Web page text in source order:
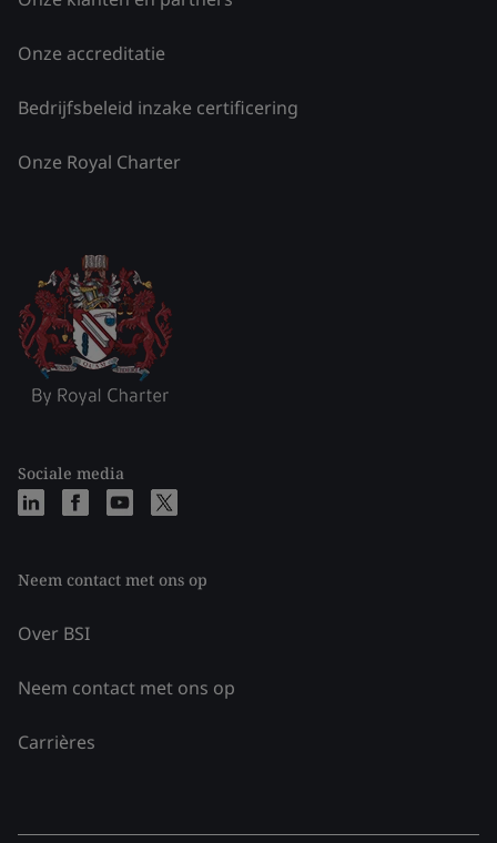
Onze accreditatie
Bedrijfsbeleid inzake certificering
Onze Royal Charter
Sociale media
Neem contact met ons op
Over BSI
Neem contact met ons op
Carrières